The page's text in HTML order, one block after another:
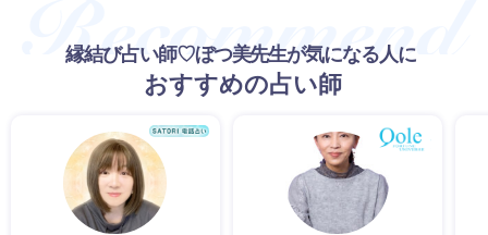
縁結び占い師♡ぼつ美先生が気になる人に
おすすめの占い師